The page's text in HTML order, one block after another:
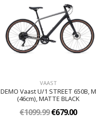
VAAST
DEMO Vaast U/1 STREET 650B, M
(46cm), MATTE BLACK
€1099.99€679.00